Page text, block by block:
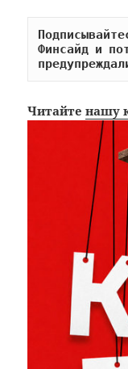
Финсайд и
Читайтенашу